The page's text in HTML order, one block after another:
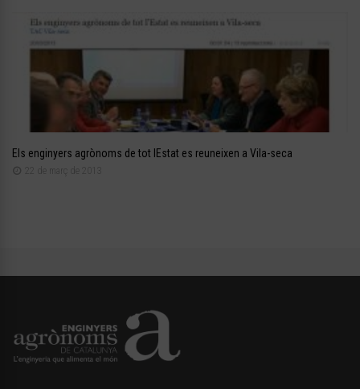
Els enginyers agrònoms de tot lEstat es reuneixen a Vila-seca
22 de març de 2013